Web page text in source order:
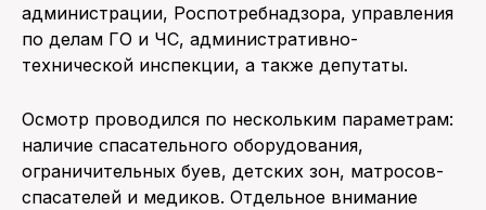
администрации, Роспотребнадзора, управления
по делам ГО и ЧС, административно-
технической инспекции, а также депутаты.
Осмотр проводился по нескольким параметрам:
наличие спасательного оборудования,
ограничительных буев, детских зон, матросов-
спасателей и медиков. Отдельное внимание